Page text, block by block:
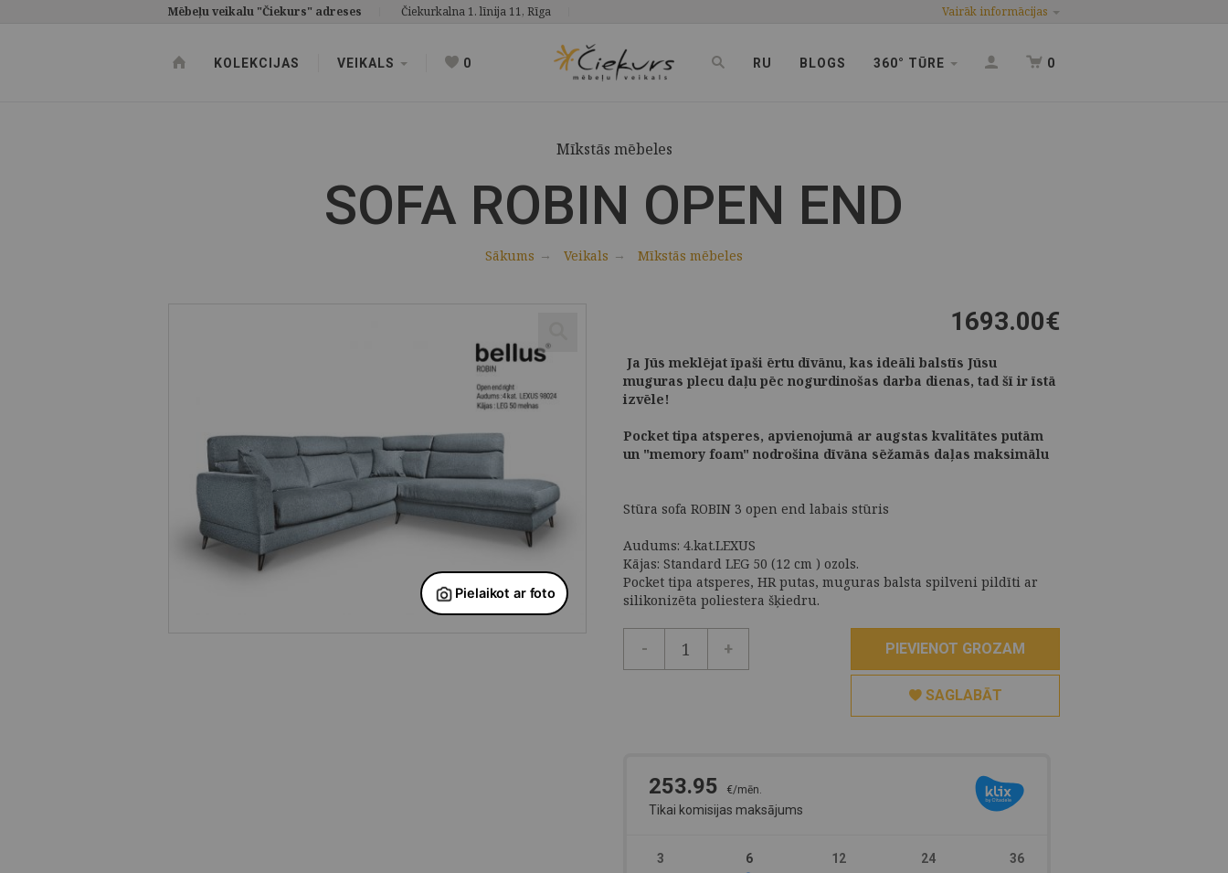
Vairāk informācijas
Mēbeļu veikalu "Čiekurs" adreses Čiekurkalna 1. līnija 11, Rīga
KOLEKCIJAS VEIKALS 0 RU BLOGS 360° TŪRE 0
Mīkstās mēbeles
SOFA ROBIN OPEN END
Sākums Veikals Mīkstās mēbeles
1693.00€
Ja Jūs meklējat īpaši ērtu dīvānu, kas ideāli balstīs Jūsu
muguras plecu daļu pēc nogurdinošas darba dienas, tad šī ir īstā
izvēle!
Pocket tipa atsperes, apvienojumā ar augstas kvalitātes putām
un "memory foam" nodrošina dīvāna sēžamās daļas maksimālu
Stūra sofa ROBIN 3 open end labais stūris
Audums: 4.kat.LEXUS
Kājas: Standard LEG 50 (12 cm ) ozols.
Pocket tipa atsperes, HR putas, muguras balsta spilveni pildīti ar
silikonizēta poliestera šķiedru.
- + PIEVIENOT GROZAM
SAGLABĀT